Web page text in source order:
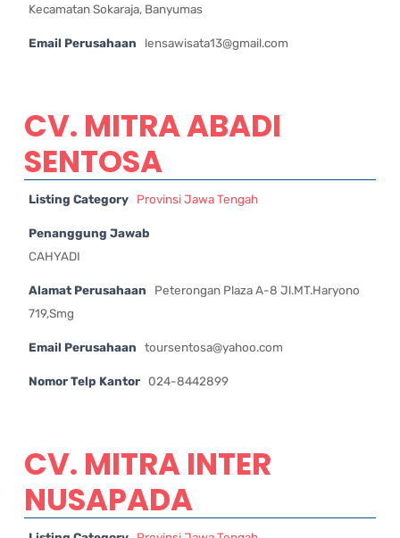
Kecamatan Sokaraja, Banyumas
Email Perusahaan lensawisata13@gmail.com
CV. MITRA ABADI
SENTOSA
Listing Category Provinsi Jawa Tengah
Penanggung Jawab
CAHYADI
Alamat Perusahaan
Peterongan Plaza A-8 Jl.MT.Haryono
719,Smg
Email Perusahaan toursentosa@yahoo.com
Nomor Telp Kantor 024-8442899
CV. MITRA INTER
NUSAPADA